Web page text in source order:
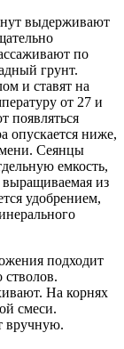
выдерживают
по
грунт.
и ставят на
от 27 и
появляться
опускается ниже,
Сеянцы
емкость,
выращиваемая из
удобрением,
подходит
стволов.
На корнях
смеси.
вручную.